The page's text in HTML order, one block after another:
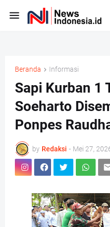
Beranda Informasi
Sapi Kurban 1
Soeharto
Ponpes
by Redaksi - Mei 27,
st
a
g
r
m
c
e
b
k